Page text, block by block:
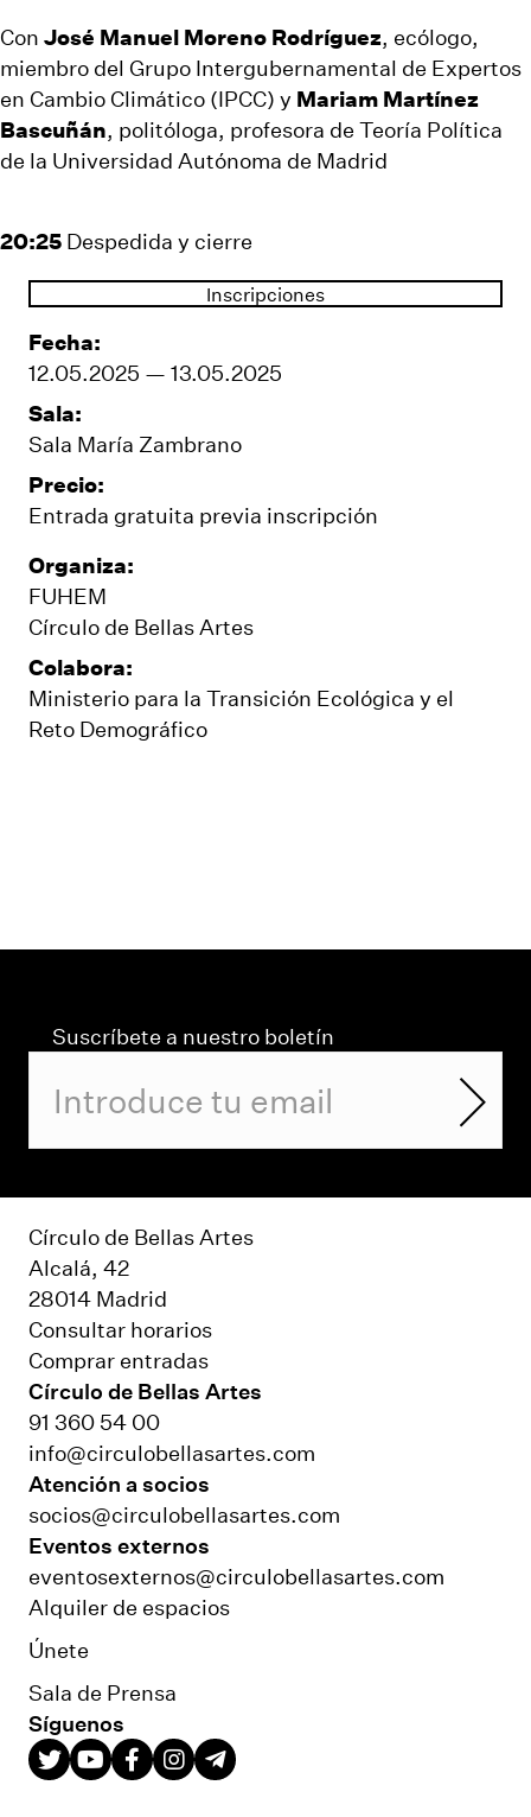
Con José Manuel Moreno Rodríguez, ecólogo,
miembro del Grupo Intergubernamental de Expertos
en Cambio Climático (IPCC) y Mariam Martínez
Bascuñán, politóloga, profesora de Teoría Política
de la Universidad Autónoma de Madrid
20:25 Despedida y cierre
Inscripciones
Fecha:
12.05.2025 — 13.05.2025
Sala:
Sala María Zambrano
Precio:
Entrada gratuita previa inscripción
Organiza:
FUHEM
Círculo de Bellas Artes
Colabora:
Ministerio para la Transición Ecológica y el
Reto Demográfico
Suscríbete a nuestro boletín
Círculo de Bellas Artes
Alcalá, 42
28014 Madrid
Consultar horarios
Comprar entradas
Círculo de Bellas Artes
91 360 54 00
info@circulobellasartes.com
Atención a socios
socios@circulobellasartes.com
Eventos externos
eventosexternos@circulobellasartes.com
Alquiler de espacios
Únete
Sala de Prensa
Síguenos